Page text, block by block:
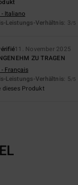
Italiano
Leistungs-Verhältnis: 3/5
11. November 2025
ZU TRAGEN
Français
Leistungs-Verhältnis: 5/5
dieses Produkt